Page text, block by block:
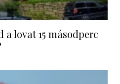
a lovat 15 másodperc